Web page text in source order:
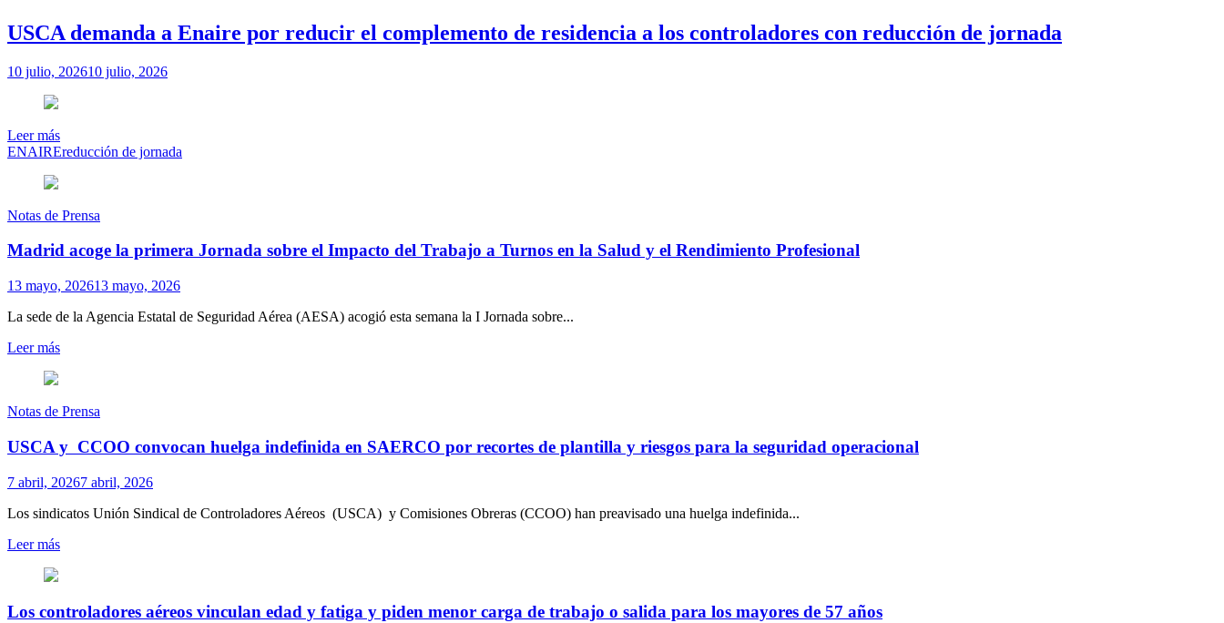
USCA demanda a Enaire por reducir el complemento de residencia a los controladores con reducción de jornada
10 julio, 202610 julio, 2026
Leer más
ENAIREreducción de jornada
Notas de Prensa
Madrid acoge la primera Jornada sobre el Impacto del Trabajo a Turnos en la Salud y el Rendimiento Profesional
13 mayo, 202613 mayo, 2026
La sede de la Agencia Estatal de Seguridad Aérea (AESA) acogió esta semana la I Jornada sobre...
Leer más
Notas de Prensa
USCA y CCOO convocan huelga indefinida en SAERCO por recortes de plantilla y riesgos para la seguridad operacional
7 abril, 20267 abril, 2026
Los sindicatos Unión Sindical de Controladores Aéreos (USCA) y Comisiones Obreras (CCOO) han preavisado una huelga indefinida...
Leer más
Los controladores aéreos vinculan edad y fatiga y piden menor carga de trabajo o salida para los mayores de 57 años